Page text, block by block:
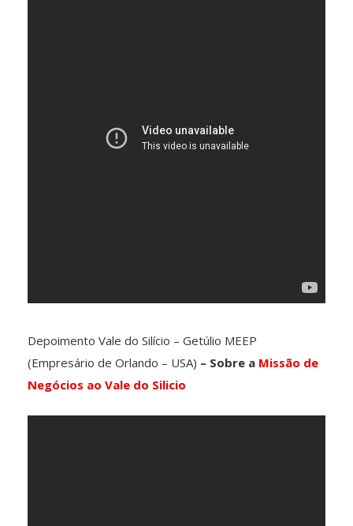
Depoimento Vale do Silício – Getúlio MEEP
(Empresário de Orlando – USA) – Sobre a Missão de
Negócios ao Vale do Silicio